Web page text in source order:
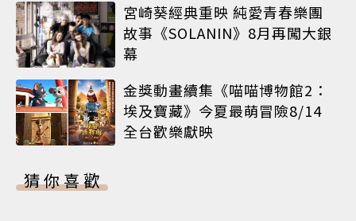
宮崎葵經典重映 純愛青春樂團
故事《SOLANIN》8月再闖大銀
幕
金獎動畫續集《喵喵博物館2：
埃及寶藏》今夏最萌冒險8/14
全台歡樂獻映
猜你喜歡